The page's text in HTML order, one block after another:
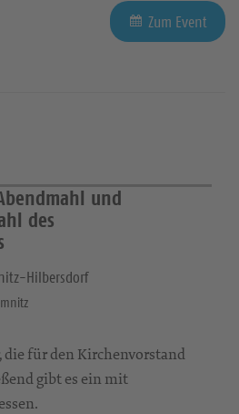
Zum Event
und
des
Hilbersdorf
die für den Kirchenvorstand
gibt es ein mit